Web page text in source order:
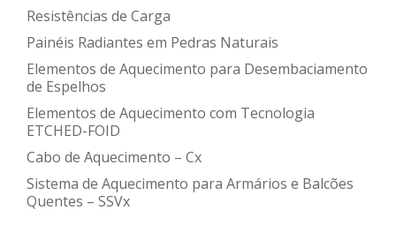
Resistências de Carga
Painéis Radiantes em Pedras Naturais
Elementos de Aquecimento para Desembaciamento
de Espelhos
Elementos de Aquecimento com Tecnologia
ETCHED-FOID
Cabo de Aquecimento – Cx
Sistema de Aquecimento para Armários e Balcões
Quentes – SSVx